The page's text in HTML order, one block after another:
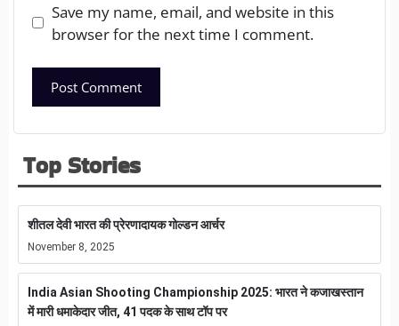
Save my name, email, and website in this
browser for the next time I comment.
Top Stories
शीतल देवी भारत की प्रेरणादायक गोल्डन आर्चर
November 8, 2025
India Asian Shooting Championship 2025: भारत ने कजाखस्तान
में मारी धमाकेदार जीत, 41 पदक के साथ टॉप पर